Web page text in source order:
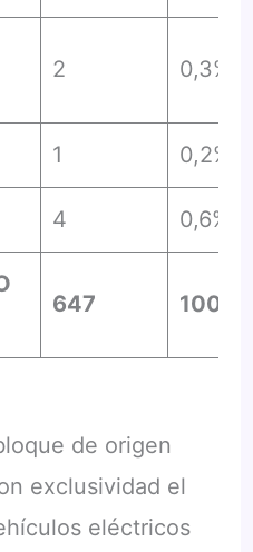
2 0,3%
1 0,2%
4 0,6%
647 100%
de origen
exclusividad el
eléctricos